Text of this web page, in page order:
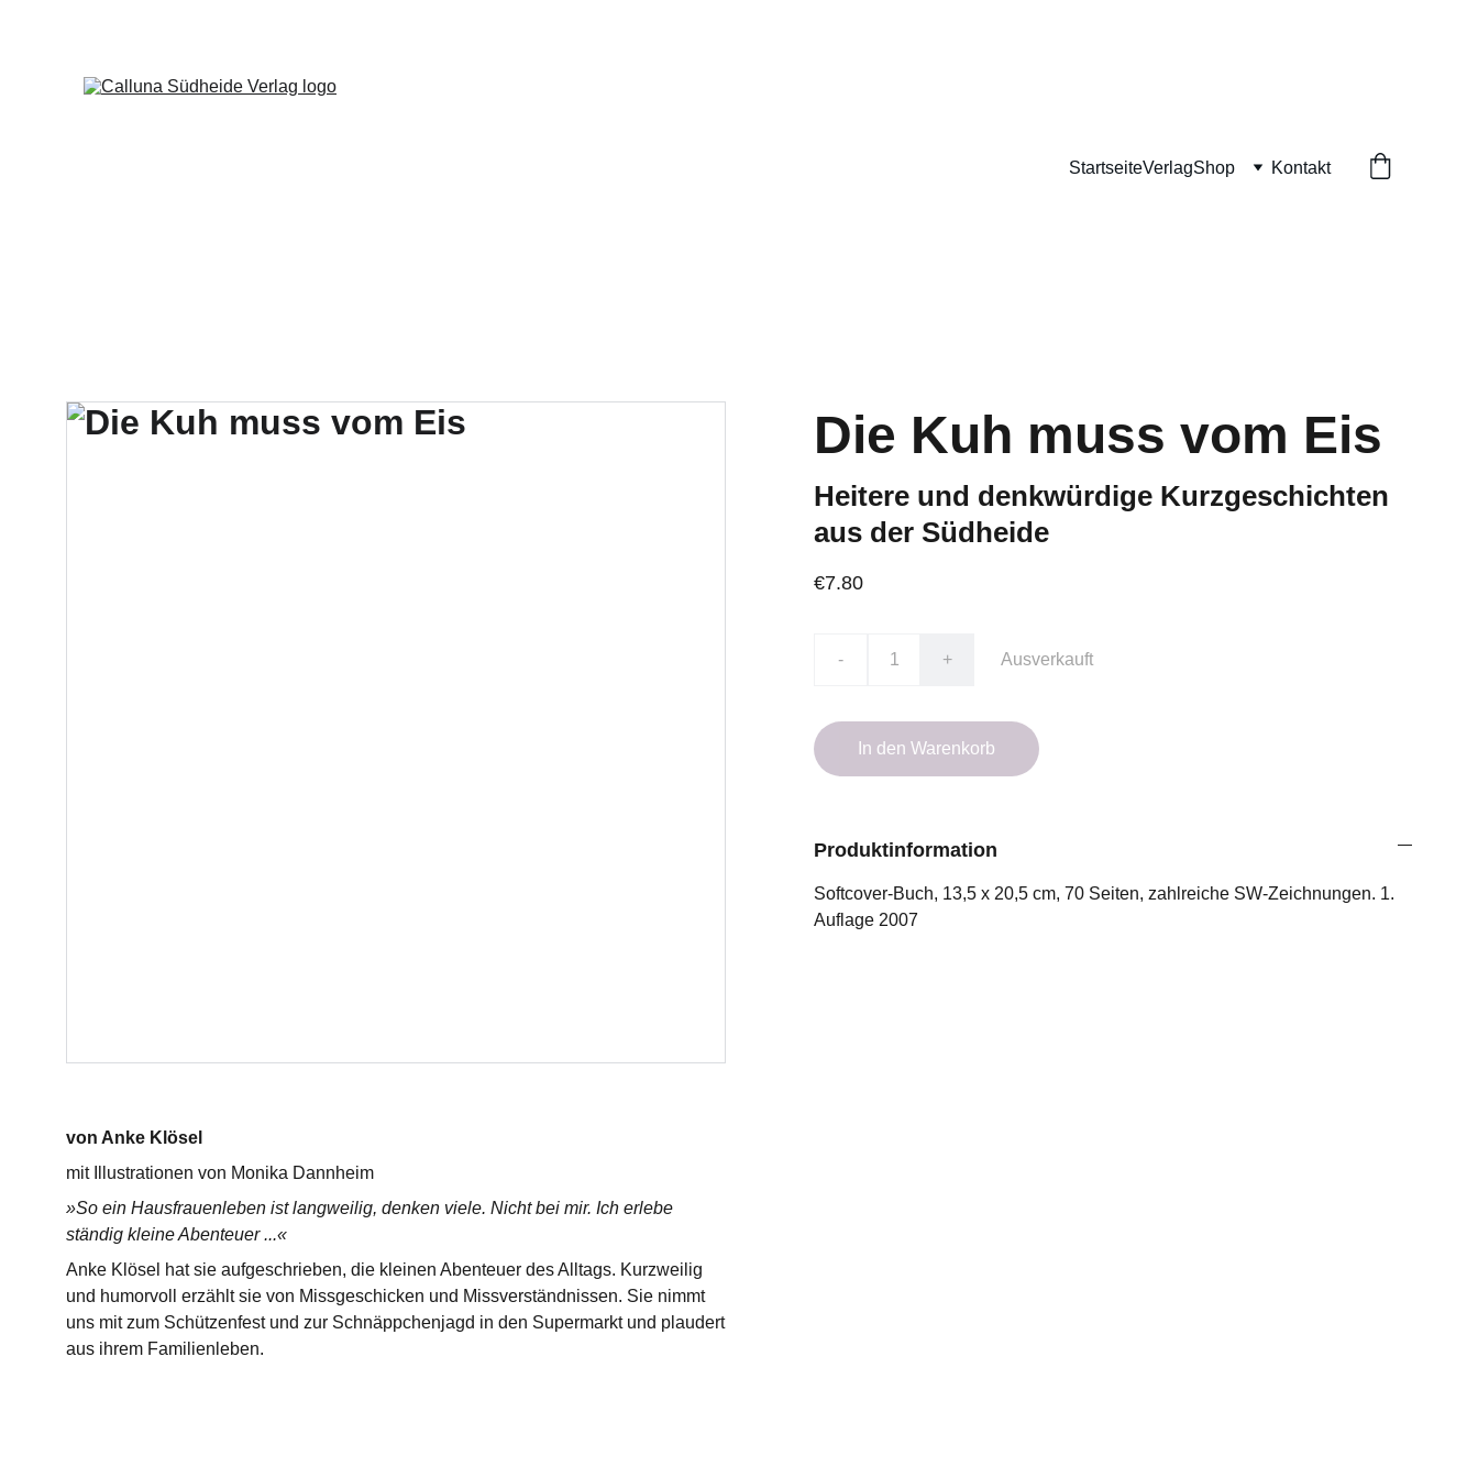
StartseiteVerlagShop Kontakt
von Anke Klösel
mit Illustrationen von Monika Dannheim
»So ein Hausfrauenleben ist langweilig, denken viele. Nicht bei mir. Ich erlebe
ständig kleine Abenteuer ...«
Anke Klösel hat sie aufgeschrieben, die kleinen Abenteuer des Alltags. Kurzweilig
und humorvoll erzählt sie von Missgeschicken und Missverständnissen. Sie nimmt
uns mit zum Schützenfest und zur Schnäppchenjagd in den Supermarkt und plaudert
aus ihrem Familienleben.
Die Kuh muss vom Eis
Heitere und denkwürdige Kurzgeschichten
aus der Südheide
€7.80
- + Ausverkauft
In den Warenkorb
Produktinformation
Softcover-Buch, 13,5 x 20,5 cm, 70 Seiten, zahlreiche SW-Zeichnungen. 1.
Auflage 2007